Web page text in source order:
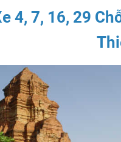
4, 7, 16, 29